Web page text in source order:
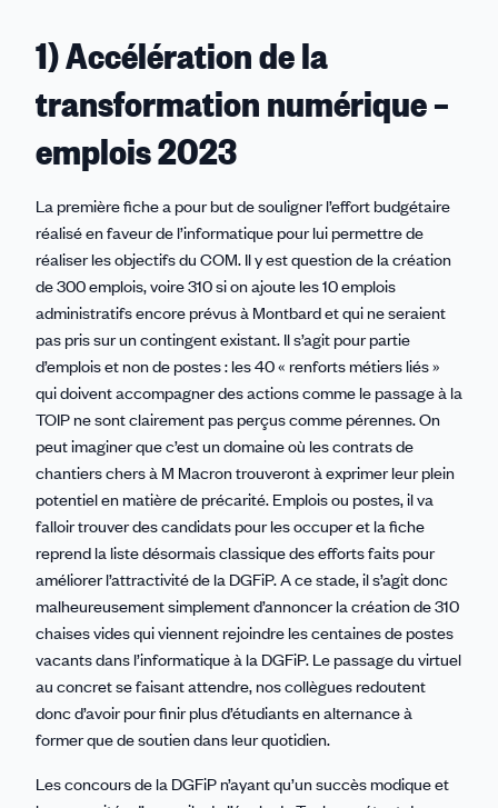
1) Accélération de la
transformation numérique –
emplois 2023
La première fiche a pour but de souligner l’effort budgétaire
réalisé en faveur de l’informatique pour lui permettre de
réaliser les objectifs du COM. Il y est question de la création
de 300 emplois, voire 310 si on ajoute les 10 emplois
administratifs encore prévus à Montbard et qui ne seraient
pas pris sur un contingent existant. Il s’agit pour partie
d’emplois et non de postes : les 40 « renforts métiers liés »
qui doivent accompagner des actions comme le passage à la
TOIP ne sont clairement pas perçus comme pérennes. On
peut imaginer que c’est un domaine où les contrats de
chantiers chers à M Macron trouveront à exprimer leur plein
potentiel en matière de précarité. Emplois ou postes, il va
falloir trouver des candidats pour les occuper et la fiche
reprend la liste désormais classique des efforts faits pour
améliorer l’attractivité de la DGFiP. A ce stade, il s’agit donc
malheureusement simplement d’annoncer la création de 310
chaises vides qui viennent rejoindre les centaines de postes
vacants dans l’informatique à la DGFiP. Le passage du virtuel
au concret se faisant attendre, nos collègues redoutent
donc d’avoir pour finir plus d’étudiants en alternance à
former que de soutien dans leur quotidien.
Les concours de la DGFiP n’ayant qu’un succès modique et